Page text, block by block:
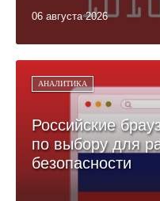
06 августа 2026
АНАЛИТИКА
Российские
по выбору для
безопасности